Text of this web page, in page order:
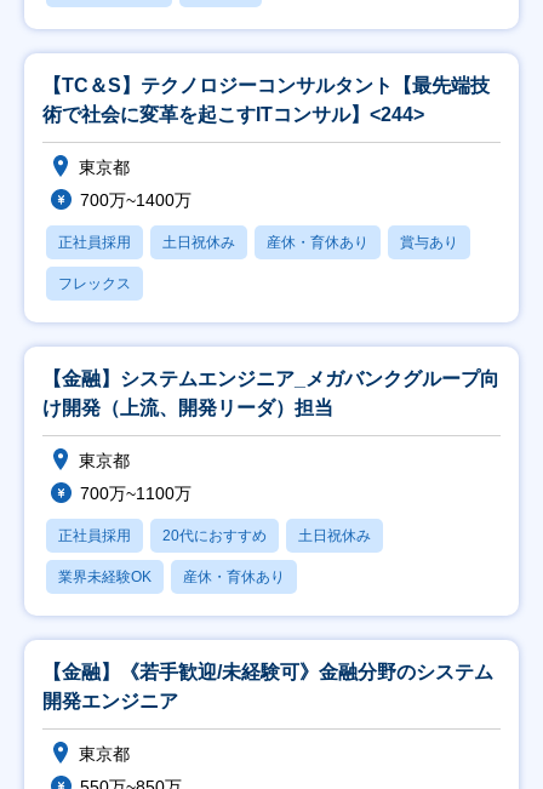
【TC＆S】テクノロジーコンサルタント【最先端技
術で社会に変革を起こすITコンサル】<244>
東京都
700万~1400万
正社員採用 土日祝休み 産休・育休あり 賞与あり
フレックス
【金融】システムエンジニア_メガバンクグループ向
け開発（上流、開発リーダ）担当
東京都
700万~1100万
正社員採用 20代におすすめ 土日祝休み
業界未経験OK 産休・育休あり
【金融】《若手歓迎/未経験可》金融分野のシステム
開発エンジニア
東京都